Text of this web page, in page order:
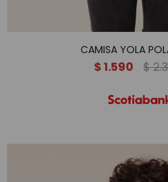
CAMISA YOLA
$1.590 $